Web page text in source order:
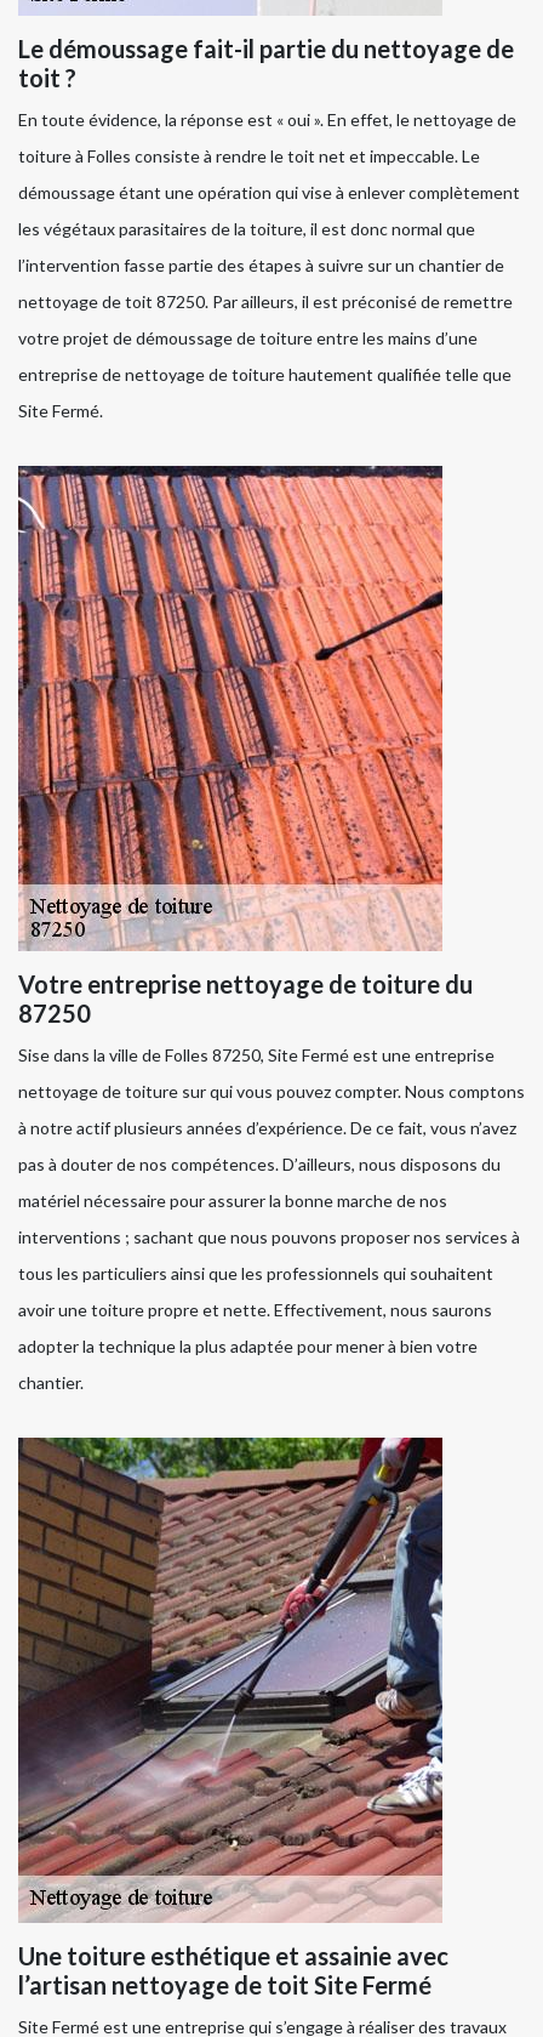
Le démoussage fait-il partie du nettoyage de
toit ?
En toute évidence, la réponse est « oui ». En effet, le nettoyage de
toiture à Folles consiste à rendre le toit net et impeccable. Le
démoussage étant une opération qui vise à enlever complètement
les végétaux parasitaires de la toiture, il est donc normal que
l’intervention fasse partie des étapes à suivre sur un chantier de
nettoyage de toit 87250. Par ailleurs, il est préconisé de remettre
votre projet de démoussage de toiture entre les mains d’une
entreprise de nettoyage de toiture hautement qualifiée telle que
Site Fermé.
Votre entreprise nettoyage de toiture du
87250
Sise dans la ville de Folles 87250, Site Fermé est une entreprise
nettoyage de toiture sur qui vous pouvez compter. Nous comptons
à notre actif plusieurs années d’expérience. De ce fait, vous n’avez
pas à douter de nos compétences. D’ailleurs, nous disposons du
matériel nécessaire pour assurer la bonne marche de nos
interventions ; sachant que nous pouvons proposer nos services à
tous les particuliers ainsi que les professionnels qui souhaitent
avoir une toiture propre et nette. Effectivement, nous saurons
adopter la technique la plus adaptée pour mener à bien votre
chantier.
Une toiture esthétique et assainie avec
l’artisan nettoyage de toit Site Fermé
Site Fermé est une entreprise qui s’engage à réaliser des travaux